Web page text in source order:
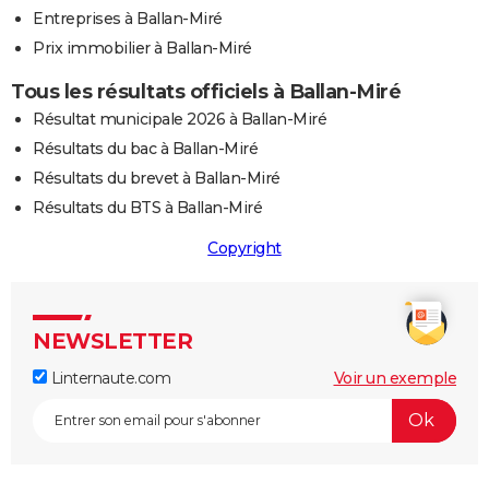
Entreprises à Ballan-Miré
Prix immobilier à Ballan-Miré
Tous les résultats officiels à Ballan-Miré
Résultat municipale 2026 à Ballan-Miré
Résultats du bac à Ballan-Miré
Résultats du brevet à Ballan-Miré
Résultats du BTS à Ballan-Miré
Copyright
NEWSLETTER
Linternaute.com Voir un exemple